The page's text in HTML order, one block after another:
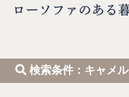
検索条件：キャメル